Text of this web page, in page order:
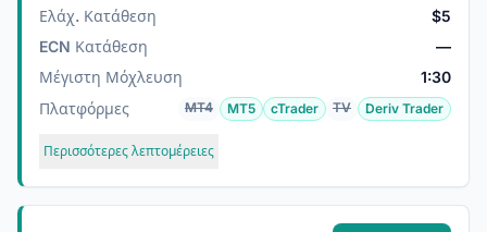
Ελάχ. Κατάθεση
$5
ECN Κατάθεση
—
Μέγιστη Μόχλευση
1:30
Πλατφόρμες
MT4 MT5 cTrader TV Deriv Trader
Περισσότερες λεπτομέρειες